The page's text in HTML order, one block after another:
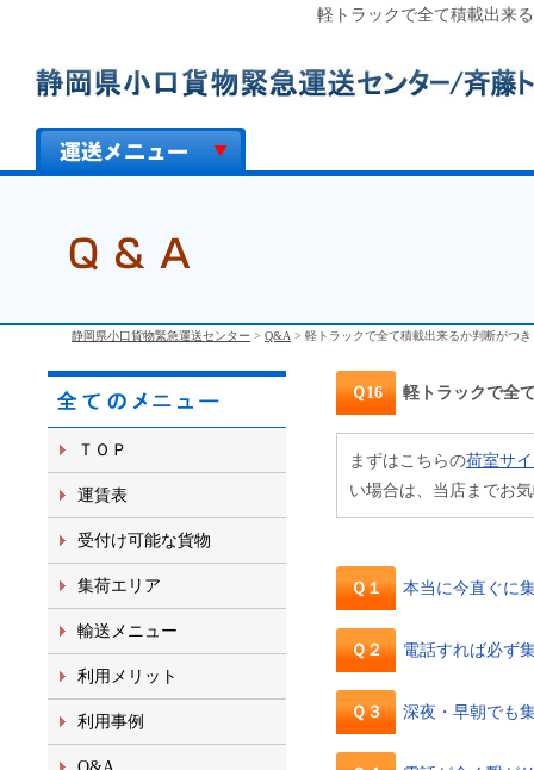
軽トラックで全て積載出来
静岡県小口貨物緊急運送センター > Q&A > 軽トラックで全て積載出来るか判断がつ
ＴＯＰ
運賃表
受付け可能な貨物
集荷エリア
輸送メニュー
利用メリット
利用事例
Ｑ16 軽トラックで全
まずはこちらの荷室サ
い場合は、当店までお
Ｑ１ 本当に今直ぐに
Ｑ２ 電話すれば必ず
Ｑ３ 深夜・早朝でも